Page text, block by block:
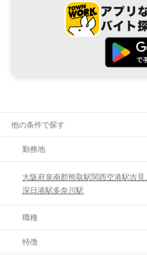
他の条件で探す
勤務地
大阪府泉南郡熊取駅関西空港駅吉見
深日港駅多奈川駅
職種
特徴